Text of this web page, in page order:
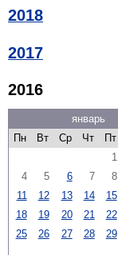
2018
2017
2016
январь
Пн
Вт Ср Чт Пт
1
4
5 6 7 8
11
12 13 14 15
18
19 20 21 22
25
26 27 28 29